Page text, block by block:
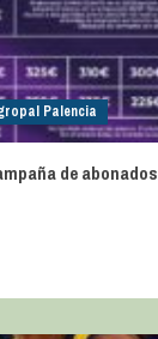
Palencia
de abonados